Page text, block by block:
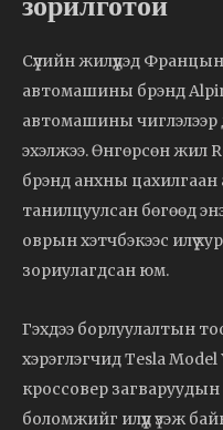
Сүүлийн жилүүдэд
автомашины брэнд
автомашины
эхэлжээ. Өнгөрсөн жил
брэнд анхны
танилцуулсан бөгөөд
оврын хэтчбэкээс илүү
зориулагдсан юм.
Гэхдээ борлуулалтын тоо
хэрэглэгчид Tesla Model
кроссовер загваруудын
боломжийг илүүд үзэж